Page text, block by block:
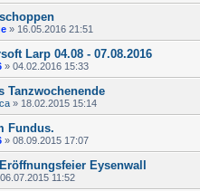
» 16.05.2016 21:51
Larp 04.08 - 07.08.2016
» 04.02.2016 15:33
Tanzwochenende
» 18.02.2015 15:14
Fundus.
» 08.09.2015 17:07
Eröffnungsfeier Eysenwall
06.07.2015 11:52